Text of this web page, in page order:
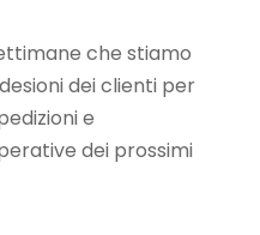
che stiamo
dei clienti per
e
dei prossimi